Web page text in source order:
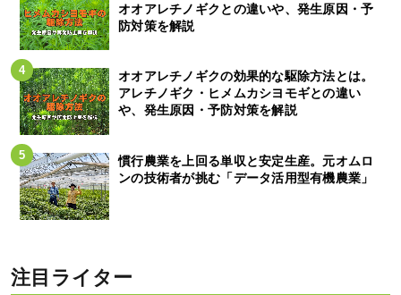
オオアレチノギクとの違いや、発生原因・予
防対策を解説
オオアレチノギクの効果的な駆除方法とは。
アレチノギク・ヒメムカシヨモギとの違い
や、発生原因・予防対策を解説
慣行農業を上回る単収と安定生産。元オムロ
ンの技術者が挑む「データ活用型有機農業」
注目ライター